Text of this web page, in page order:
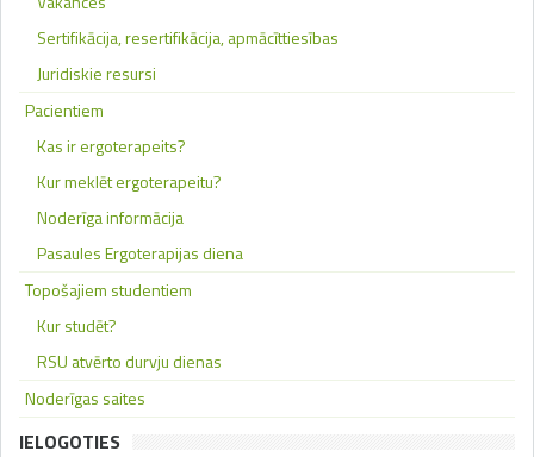
Sertifikācija, resertifikācija, apmācīttiesības
Juridiskie resursi
Pacientiem
Kas ir ergoterapeits?
Kur meklēt ergoterapeitu?
Noderīga informācija
Pasaules Ergoterapijas diena
Topošajiem studentiem
Kur studēt?
RSU atvērto durvju dienas
Noderīgas saites
IELOGOTIES